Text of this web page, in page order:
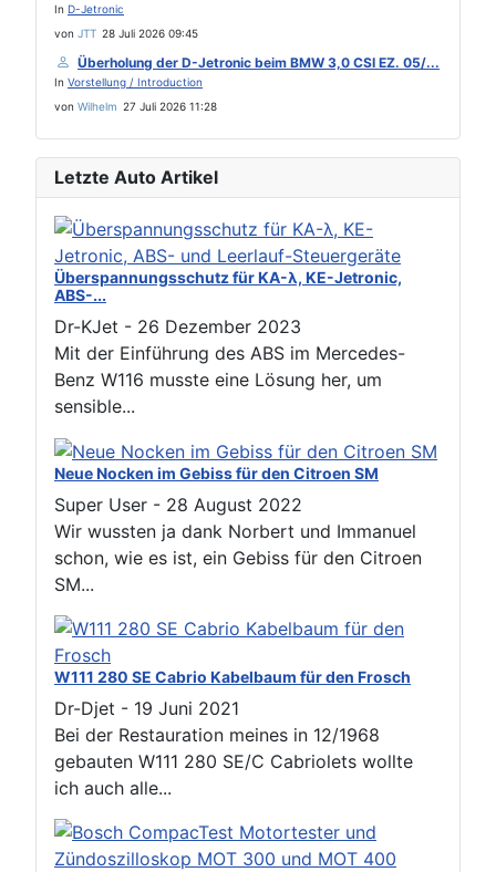
In D-Jetronic
von JTT 28 Juli 2026 09:45
Überholung der D-Jetronic beim BMW 3,0 CSI EZ. 05/...
In Vorstellung / Introduction
von Wilhelm 27 Juli 2026 11:28
Letzte Auto Artikel
Überspannungsschutz für KA-λ, KE-Jetronic,
ABS-...
Dr-KJet - 26 Dezember 2023
Mit der Einführung des ABS im Mercedes-
Benz W116 musste eine Lösung her, um
sensible...
Neue Nocken im Gebiss für den Citroen SM
Super User - 28 August 2022
Wir wussten ja dank Norbert und Immanuel
schon, wie es ist, ein Gebiss für den Citroen
SM...
W111 280 SE Cabrio Kabelbaum für den Frosch
Dr-Djet - 19 Juni 2021
Bei der Restauration meines in 12/1968
gebauten W111 280 SE/C Cabriolets wollte
ich auch alle...